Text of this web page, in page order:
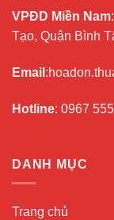
VPĐD Miền Nam
Tạo, Quận Bình
Email
Hotline: 0967
DANH MỤC
Trang chủ